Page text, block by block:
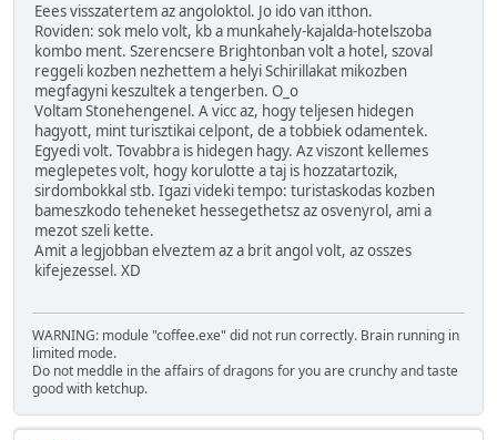
Eees visszatertem az angoloktol. Jo ido van itthon.
Roviden: sok melo volt, kb a munkahely-kajalda-hotelszoba
kombo ment. Szerencsere Brightonban volt a hotel, szoval
reggeli kozben nezhettem a helyi Schirillakat mikozben
megfagyni keszultek a tengerben. O_o
Voltam Stonehengenel. A vicc az, hogy teljesen hidegen
hagyott, mint turisztikai celpont, de a tobbiek odamentek.
Egyedi volt. Tovabbra is hidegen hagy. Az viszont kellemes
meglepetes volt, hogy korulotte a taj is hozzatartozik,
sirdombokkal stb. Igazi videki tempo: turistaskodas kozben
bameszkodo teheneket hessegethetsz az osvenyrol, ami a
mezot szeli kette.
Amit a legjobban elveztem az a brit angol volt, az osszes
kifejezessel. XD
WARNING: module "coffee.exe" did not run correctly. Brain running in
limited mode.
Do not meddle in the affairs of dragons for you are crunchy and taste
good with ketchup.